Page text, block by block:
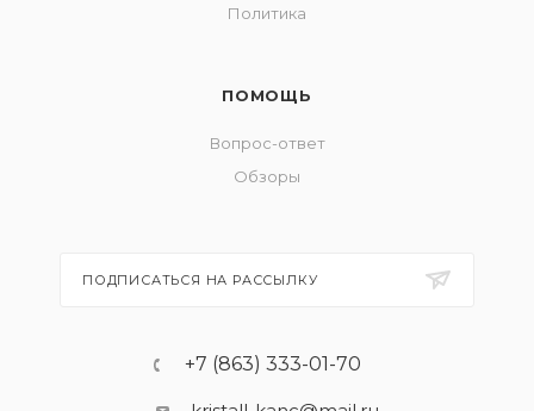
Политика
ПОМОЩЬ
Вопрос-ответ
Обзоры
ПОДПИСАТЬСЯ НА РАССЫЛКУ
+7 (863) 333-01-70